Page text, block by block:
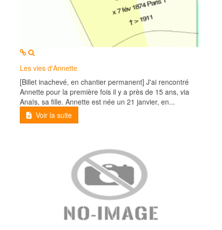
MOD_JTCS_VIEW_ARTICLE_LINK
Les vies d'Annette
[Billet inachevé, en chantier permanent] J'ai rencontré
Annette pour la première fois il y a près de 15 ans, via
Anaïs, sa fille. Annette est née un 21 janvier, en...
Voir la suite